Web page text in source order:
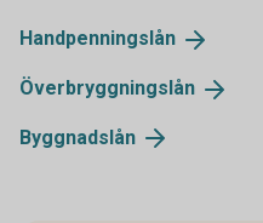
Handpenningslån
Överbryggningslån
Byggnadslån